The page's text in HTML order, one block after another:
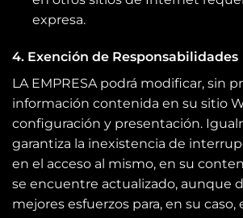
expresa.
4. Exención de Responsabilidades
LA EMPRESA podrá modificar, sin
información contenida en su sitio
configuración y presentación.
garantiza la inexistencia de
en el acceso al mismo, en su
se encuentre actualizado, aunque
mejores esfuerzos para, en su caso,